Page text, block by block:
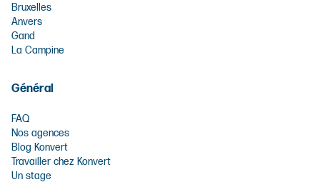
Bruxelles
Anvers
Gand
La Campine
Général
FAQ
Nos agences
Blog Konvert
Travailler chez Konvert
Un stage